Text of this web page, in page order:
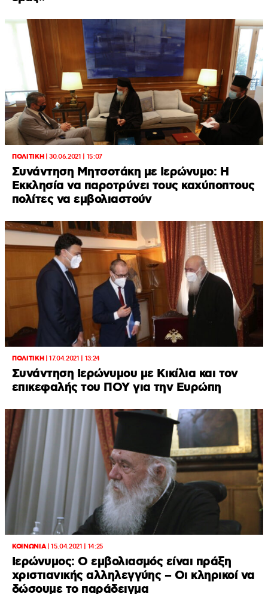
ΠΟΛΙΤΙΚΗ|30.06.2021 | 15:07
Συνάντηση Μητσοτάκη με Ιερώνυμο: Η
Εκκλησία να παροτρύνει τους καχύποπτους
πολίτες να εμβολιαστούν
ΠΟΛΙΤΙΚΗ|17.04.2021 | 13:24
Συνάντηση Ιερώνυμου με Κικίλια και τον
επικεφαλής του ΠΟΥ για την Ευρώπη
ΚΟΙΝΩΝΙΑ|15.04.2021 | 14:25
Ιερώνυμος: Ο εμβολιασμός είναι πράξη
χριστιανικής αλληλεγγύης – Οι κληρικοί να
δώσουμε το παράδειγμα